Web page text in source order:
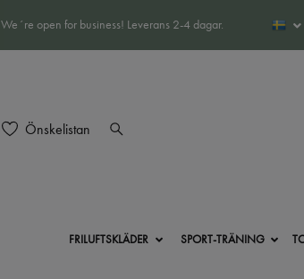
We´re open for business! Leverans 2-4 dagar.
Önskelistan
FRILUFTSKLÄDER SPORT-TRÄNING